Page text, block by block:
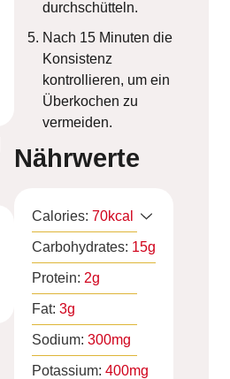
durchschütteln.
Nach 15 Minuten die
Konsistenz
kontrollieren, um ein
Überkochen zu
vermeiden.
Nährwerte
Calories: 70kcal
Carbohydrates: 15g
Protein: 2g
Fat: 3g
Sodium: 300mg
Potassium: 400mg